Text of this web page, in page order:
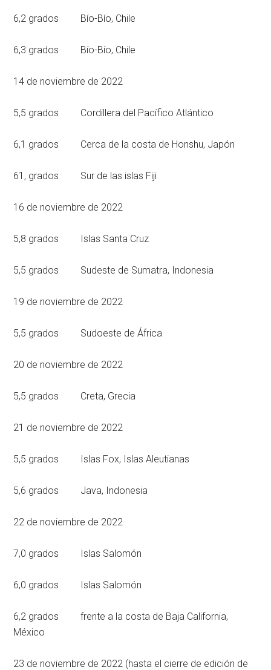
6,2 grados Bío-Bío, Chile
6,3 grados Bío-Bío, Chile
14 de noviembre de 2022
5,5 grados Cordillera del Pacífico Atlántico
6,1 grados Cerca de la costa de Honshu, Japón
61, grados Sur de las islas Fiji
16 de noviembre de 2022
5,8 grados Islas Santa Cruz
5,5 grados Sudeste de Sumatra, Indonesia
19 de noviembre de 2022
5,5 grados Sudoeste de África
20 de noviembre de 2022
5,5 grados Creta, Grecia
21 de noviembre de 2022
5,5 grados Islas Fox, Islas Aleutianas
5,6 grados Java, Indonesia
22 de noviembre de 2022
7,0 grados Islas Salomón
6,0 grados Islas Salomón
6,2 grados frente a la costa de Baja California,
México
23 de noviembre de 2022 (hasta el cierre de edición de